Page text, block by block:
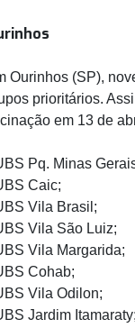
Ourinhos (SP),
prioritários.
em 13 de
Pq. Minas
Caic;
Vila Brasil;
Vila São Luiz;
Vila Margarida;
Cohab;
Vila Odilon;
Jardim